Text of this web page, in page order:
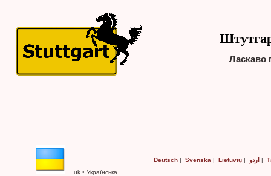
Ласкаво
uk • Українська
Deutsch | Svenska | Lietuvių | اردو |